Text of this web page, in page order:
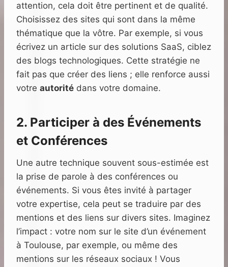
attention, cela doit être pertinent et de qualité.
Choisissez des sites qui sont dans la même
thématique que la vôtre. Par exemple, si vous
écrivez un article sur des solutions SaaS, ciblez
des blogs technologiques. Cette stratégie ne
fait pas que créer des liens ; elle renforce aussi
votre autorité dans votre domaine.
2. Participer à des Événements
et Conférences
Une autre technique souvent sous-estimée est
la prise de parole à des conférences ou
événements. Si vous êtes invité à partager
votre expertise, cela peut se traduire par des
mentions et des liens sur divers sites. Imaginez
l’impact : votre nom sur le site d’un événement
à Toulouse, par exemple, ou même des
mentions sur les réseaux sociaux ! Vous